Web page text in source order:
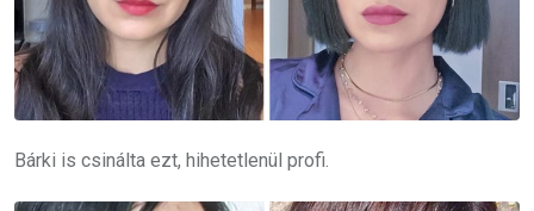
Bárki is csinálta ezt, hihetetlenül profi.